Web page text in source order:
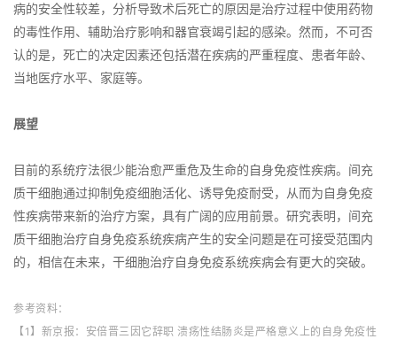
病的安全性较差，分析导致术后死亡的原因是治疗过程中使用药物
的毒性作用、辅助治疗影响和器官衰竭引起的感染。然而，不可否
认的是，死亡的决定因素还包括潜在疾病的严重程度、患者年龄、
当地医疗水平、家庭等。
展望
目前的系统疗法很少能治愈严重危及生命的自身免疫性疾病。间充
质干细胞通过抑制免疫细胞活化、诱导免疫耐受，从而为自身免疫
性疾病带来新的治疗方案，具有广阔的应用前景。研究表明，间充
质干细胞治疗自身免疫系统疾病产生的安全问题是在可接受范围内
的，相信在未来，干细胞治疗自身免疫系统疾病会有更大的突破。
参考资料：
【1】新京报：安倍晋三因它辞职 溃疡性结肠炎是严格意义上的自身免疫性